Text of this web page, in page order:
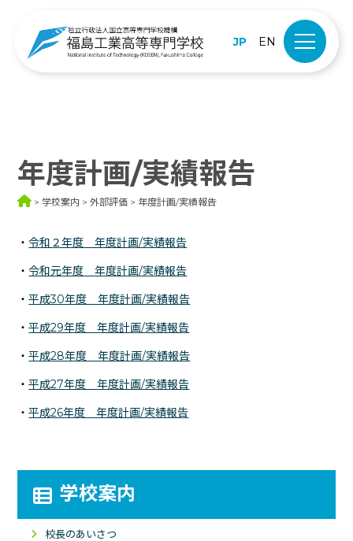
JP EN
年度計画/実績報告
学校案内 外部評価 年度計画/実績報告
・令和２年度 年度計画/実績報告
・令和元年度 年度計画/実績報告
・平成30年度 年度計画/実績報告
・平成29年度 年度計画/実績報告
・平成28年度 年度計画/実績報告
・平成27年度 年度計画/実績報告
・平成26年度 年度計画/実績報告
学校案内
校長のあいさつ